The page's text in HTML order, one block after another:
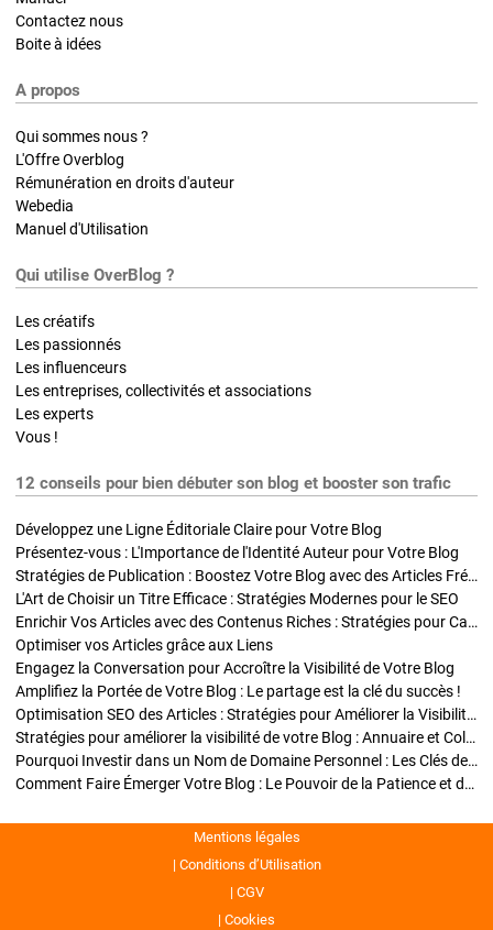
Contactez nous
Boite à idées
A propos
Qui sommes nous ?
L'Offre Overblog
Rémunération en droits d'auteur
Webedia
Manuel d'Utilisation
Qui utilise OverBlog ?
Les créatifs
Les passionnés
Les influenceurs
Les entreprises, collectivités et associations
Les experts
Vous !
12 conseils pour bien débuter son blog et booster son trafic
Développez une Ligne Éditoriale Claire pour Votre Blog
Présentez-vous : L'Importance de l'Identité Auteur pour Votre Blog
Stratégies de Publication : Boostez Votre Blog avec des Articles Fréquents et Exclusifs
L'Art de Choisir un Titre Efficace : Stratégies Modernes pour le SEO
Enrichir Vos Articles avec des Contenus Riches : Stratégies pour Captiver et Optimiser
Optimiser vos Articles grâce aux Liens
Engagez la Conversation pour Accroître la Visibilité de Votre Blog
Amplifiez la Portée de Votre Blog : Le partage est la clé du succès !
Optimisation SEO des Articles : Stratégies pour Améliorer la Visibilité de Votre Blog
Stratégies pour améliorer la visibilité de votre Blog : Annuaire et Collaborations
Pourquoi Investir dans un Nom de Domaine Personnel : Les Clés de la Réussite de Votre Blog
Comment Faire Émerger Votre Blog : Le Pouvoir de la Patience et de la Persévérance
Mentions légales
Conditions d’Utilisation
CGV
Cookies